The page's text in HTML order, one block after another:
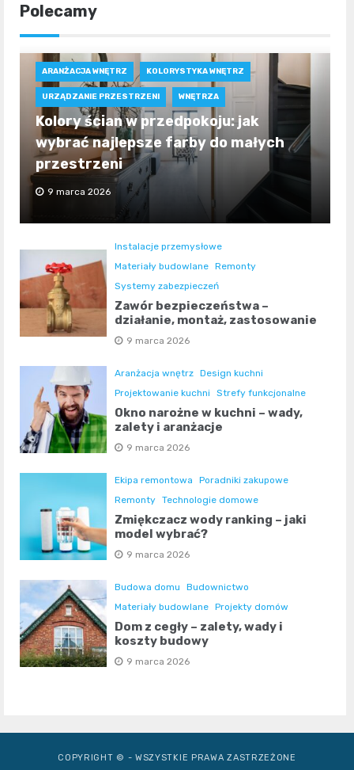
Polecamy
ARANŻACJA WNĘTRZ KOLORYSTYKA WNĘTRZ
URZĄDZANIE PRZESTRZENI WNĘTRZA
Kolory ścian w przedpokoju: jak
wybrać najlepsze farby do małych
przestrzeni
9 marca 2026
Instalacje przemysłowe
Materiały budowlane Remonty
Systemy zabezpieczeń
Zawór bezpieczeństwa –
działanie, montaż, zastosowanie
9 marca 2026
Aranżacja wnętrz Design kuchni
Projektowanie kuchni
Strefy funkcjonalne
Okno narożne w kuchni – wady,
zalety i aranżacje
9 marca 2026
Ekipa remontowa
Poradniki zakupowe
Remonty Technologie domowe
Zmiękczacz wody ranking – jaki
model wybrać?
9 marca 2026
Budowa domu
Budownictwo
Materiały budowlane Projekty domów
Dom z cegły – zalety, wady i
koszty budowy
9 marca 2026
COPYRIGHT © - WSZYSTKIE PRAWA ZASTRZEŻONE